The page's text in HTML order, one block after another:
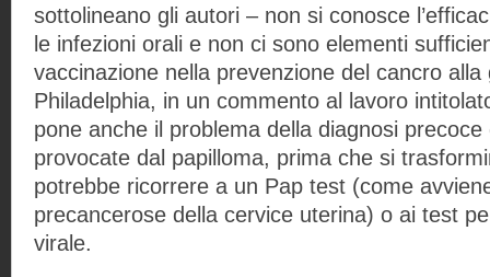
sottolineano gli autori – non si conosce
le infezioni orali e non ci sono elementi
vaccinazione nella prevenzione del cancro
Philadelphia, in un commento al lavoro
pone anche il problema della diagnosi precoce
provocate dal papilloma, prima che si
potrebbe ricorrere a un Pap test (come
precancerose della cervice uterina) o ai test
virale.